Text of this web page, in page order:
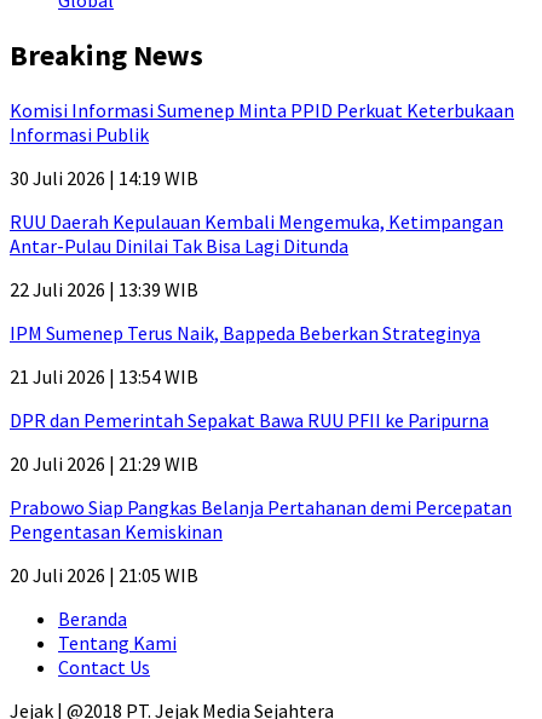
Breaking News
Komisi Informasi Sumenep Minta PPID Perkuat Keterbukaan
Informasi Publik
30 Juli 2026 | 14:19 WIB
RUU Daerah Kepulauan Kembali Mengemuka, Ketimpangan
Antar-Pulau Dinilai Tak Bisa Lagi Ditunda
22 Juli 2026 | 13:39 WIB
IPM Sumenep Terus Naik, Bappeda Beberkan Strateginya
21 Juli 2026 | 13:54 WIB
DPR dan Pemerintah Sepakat Bawa RUU PFII ke Paripurna
20 Juli 2026 | 21:29 WIB
Prabowo Siap Pangkas Belanja Pertahanan demi Percepatan
Pengentasan Kemiskinan
20 Juli 2026 | 21:05 WIB
Beranda
Tentang Kami
Contact Us
Jejak | @2018 PT. Jejak Media Sejahtera